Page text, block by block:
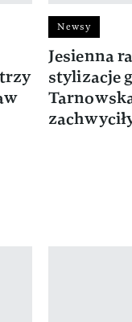
Newsy
Jesienna
stylizacje